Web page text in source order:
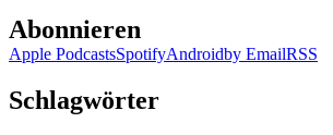
Abonnieren
Apple PodcastsSpotifyAndroidby EmailRSS
Schlagwörter